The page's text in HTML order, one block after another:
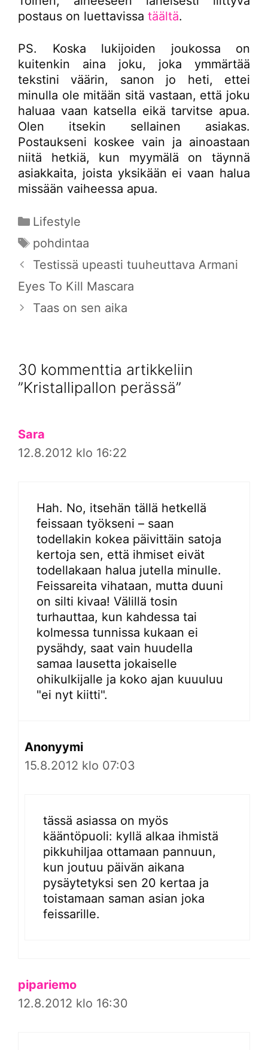
postaus on luettavissa täältä.
PS. Koska lukijoiden joukossa on
kuitenkin aina joku, joka ymmärtää
tekstini väärin, sanon jo heti, ettei
minulla ole mitään sitä vastaan, että joku
haluaa vaan katsella eikä tarvitse apua.
Olen itsekin sellainen asiakas.
Postaukseni koskee vain ja ainoastaan
niitä hetkiä, kun myymälä on täynnä
asiakkaita, joista yksikään ei vaan halua
missään vaiheessa apua.
Kategoriat
Lifestyle
Avainsanat
pohdintaa
Testissä upeasti tuuheuttava Armani
Eyes To Kill Mascara
Taas on sen aika
30 kommenttia artikkeliin
”Kristallipallon perässä”
Sara
12.8.2012 klo 16:22
Hah. No, itsehän tällä hetkellä
feissaan työkseni – saan
todellakin kokea päivittäin satoja
kertoja sen, että ihmiset eivät
todellakaan halua jutella minulle.
Feissareita vihataan, mutta duuni
on silti kivaa! Välillä tosin
turhauttaa, kun kahdessa tai
kolmessa tunnissa kukaan ei
pysähdy, saat vain huudella
samaa lausetta jokaiselle
ohikulkijalle ja koko ajan kuuuluu
"ei nyt kiitti".
Anonyymi
15.8.2012 klo 07:03
tässä asiassa on myös
kääntöpuoli: kyllä alkaa ihmistä
pikkuhiljaa ottamaan pannuun,
kun joutuu päivän aikana
pysäytetyksi sen 20 kertaa ja
toistamaan saman asian joka
feissarille.
pipariemo
12.8.2012 klo 16:30